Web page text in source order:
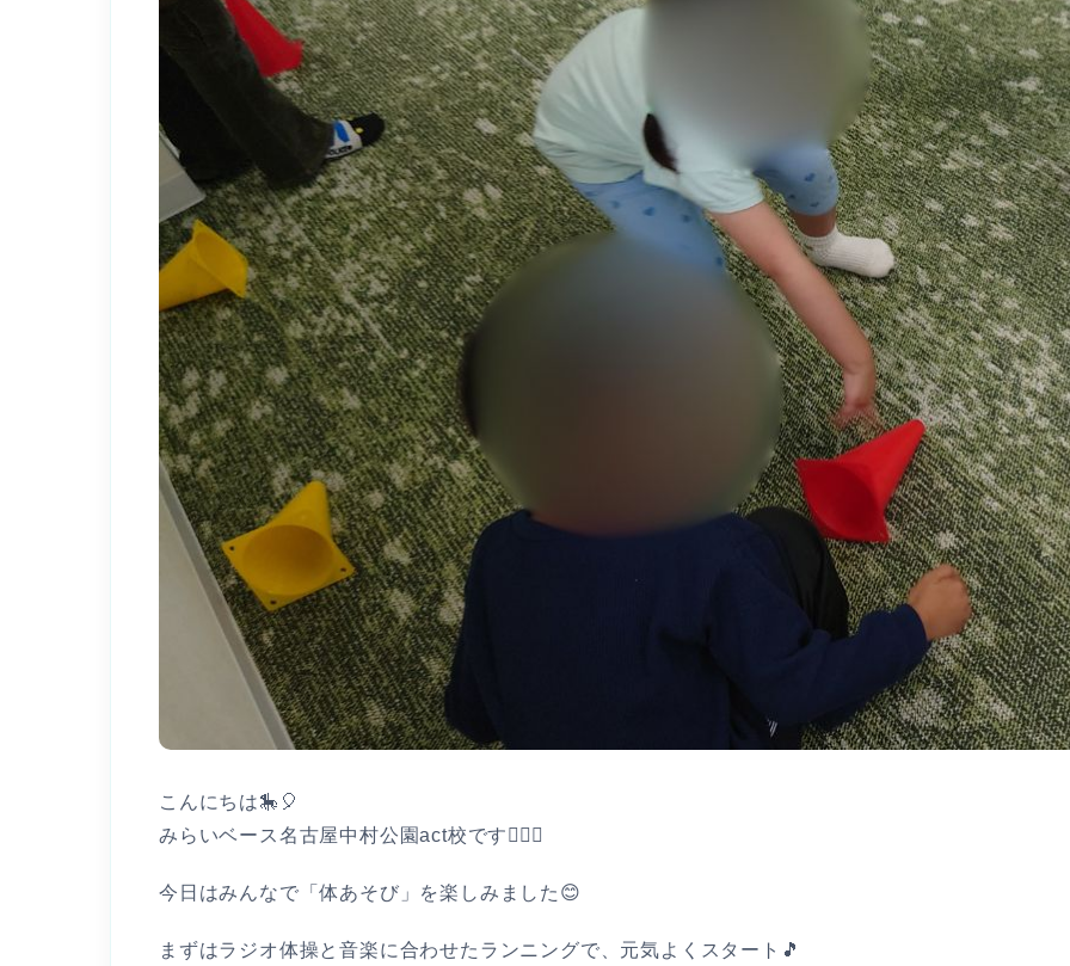
こんにちは🎠🎈
みらいベース名古屋中村公園act校です👩🏻‍⚕️
今日はみんなで「体あそび」を楽しみました😊
まずはラジオ体操と音楽に合わせたランニングで、元気よくスタート🎵